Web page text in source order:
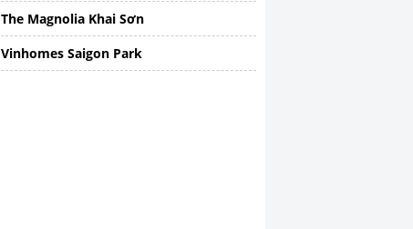
The Magnolia Khai Sơn
Vinhomes Saigon Park